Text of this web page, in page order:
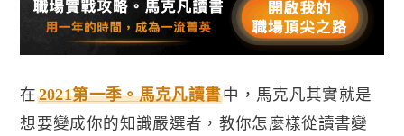
在2021第一季。馬克凡讀書中，馬克凡其實就是
想要變成你的知識嚴選者，教你怎麼樣從讀書變